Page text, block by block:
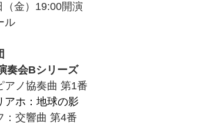
金）19:00開演
ル
奏会Bシリーズ
アノ協奏曲 第1番
アホ：地球の影
：交響曲 第4番